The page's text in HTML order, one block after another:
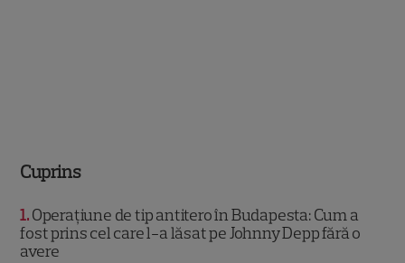
Cuprins
1 Operațiune de tip antitero în Budapesta: Cum a
fost prins cel care l-a lăsat pe Johnny Depp fără o
avere